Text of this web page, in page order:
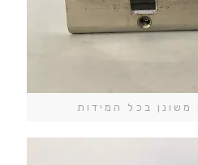
משונן בכל המידות